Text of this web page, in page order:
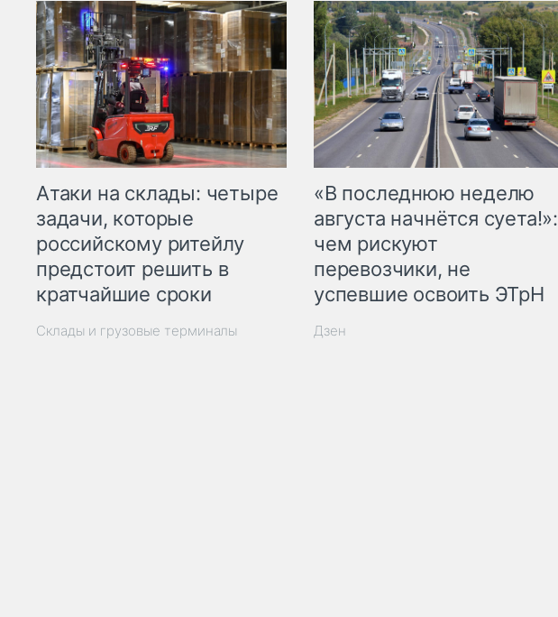
Атаки на склады: четыре
задачи, которые
российскому ритейлу
предстоит решить в
кратчайшие сроки
Склады и грузовые терминалы
«В последнюю неделю
августа начнётся суета!»:
чем рискуют
перевозчики, не
успевшие освоить ЭТрН
Дзен